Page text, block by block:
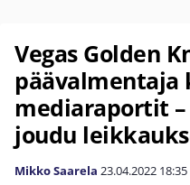
Vegas Golden
päävalmentaja
mediaraportit –
joudu
Mikko Saarela 23.04.2022 18:35